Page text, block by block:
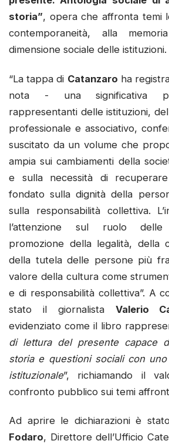
storia”, opera che affronta temi
contemporaneità, alla
dimensione sociale delle istituzioni.
“La tappa di Catanzaro ha
nota - una significativa
rappresentanti delle istituzioni,
professionale e associativo,
suscitato da un volume che
ampia sui cambiamenti della
e sulla necessità di
fondato sulla dignità della
sulla responsabilità collettiva.
l’attenzione sul ruolo delle
promozione della legalità, della
della tutela delle persone più
valore della cultura come
e di responsabilità collettiva”. A
stato il giornalista Valerio
evidenziato come il libro
di lettura del presente capace
storia e questioni sociali con
istituzionale”, richiamando il
confronto pubblico sui temi
Ad aprire le dichiarazioni è
Fodaro, Direttore dell’Ufficio